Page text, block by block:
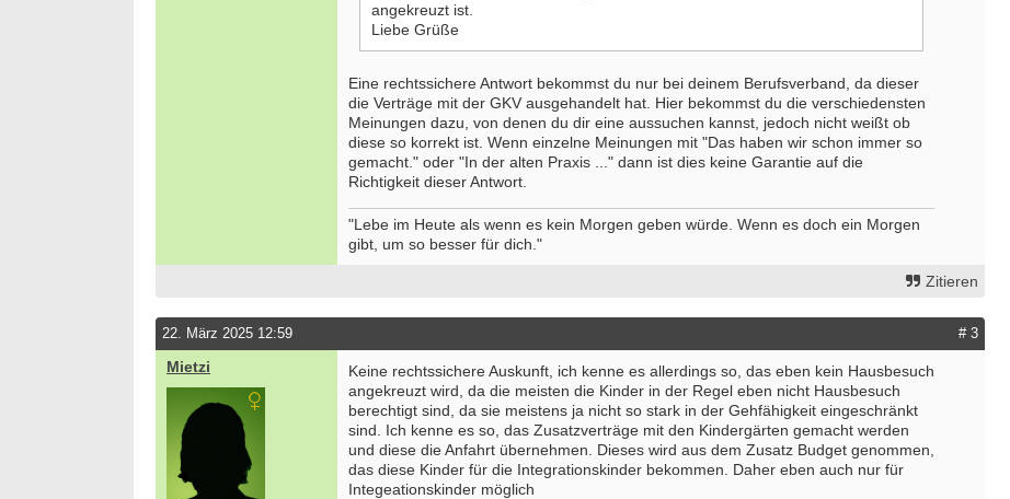
angekreuzt ist.
Liebe Grüße
Eine rechtssichere Antwort bekommst du nur bei deinem Berufsverband, da dieser
die Verträge mit der GKV ausgehandelt hat. Hier bekommst du die verschiedensten
Meinungen dazu, von denen du dir eine aussuchen kannst, jedoch nicht weißt ob
diese so korrekt ist. Wenn einzelne Meinungen mit "Das haben wir schon immer so
gemacht." oder "In der alten Praxis ..." dann ist dies keine Garantie auf die
Richtigkeit dieser Antwort.
"Lebe im Heute als wenn es kein Morgen geben würde. Wenn es doch ein Morgen
gibt, um so besser für dich."
Zitieren
22. März 2025 12:59 # 3
Mietzi
Keine rechtssichere Auskunft, ich kenne es allerdings so, das eben kein Hausbesuch
angekreuzt wird, da die meisten die Kinder in der Regel eben nicht Hausbesuch
berechtigt sind, da sie meistens ja nicht so stark in der Gehfähigkeit eingeschränkt
sind. Ich kenne es so, das Zusatzverträge mit den Kindergärten gemacht werden
und diese die Anfahrt übernehmen. Dieses wird aus dem Zusatz Budget genommen,
das diese Kinder für die Integrationskinder bekommen. Daher eben auch nur für
Integeationskinder möglich